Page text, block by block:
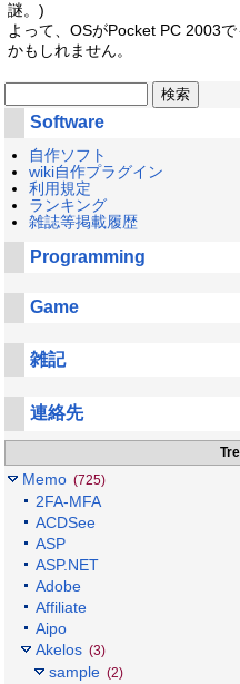
謎。)
よって、OSがPocket PC 2003
かもしれません。
Software
自作ソフト
wiki自作プラグイン
利用規定
ランキング
雑誌等掲載履歴
Programming
Game
雑記
連絡先
Memo (725)
2FA-MFA
ACDSee
ASP
ASP.NET
Adobe
Affiliate
Aipo
Akelos (3)
sample (2)